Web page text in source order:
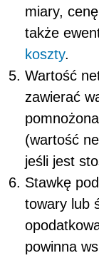
miary,
także
koszty.
Wartość
zawierać
(wartość
jeśli jest
Stawkę
towary lub
powinna